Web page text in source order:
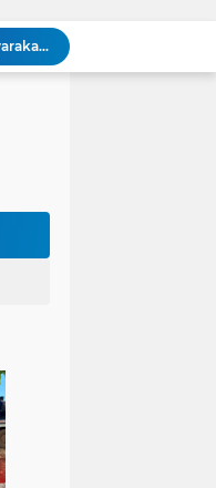
Kapolres Cilegon Perkuat Sinergi dengan Pemkot dan Muhammadiyah, Bersama Jaga Cilegon Tetap Aman serta Kondusif
Polres Cilegon Salurkan 16 Ton Air Bersih, Hadir Ringankan Warga Pulomerak di Tengah Kemarau
Kapolres Cilegon Dekatkan Polri dengan Warga, Pesan Kamtibmas Menggema di Masjid Raudhatul Muttaqin